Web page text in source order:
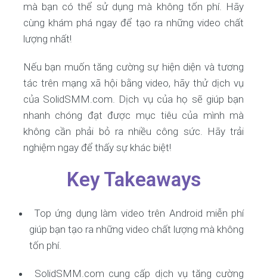
mà bạn có thể sử dụng mà không tốn phí. Hãy
cùng khám phá ngay để tạo ra những video chất
lượng nhất!
Nếu bạn muốn tăng cường sự hiện diện và tương
tác trên mạng xã hội bằng video, hãy thử dịch vụ
của SolidSMM.com. Dịch vụ của họ sẽ giúp bạn
nhanh chóng đạt được mục tiêu của mình mà
không cần phải bỏ ra nhiều công sức. Hãy trải
nghiệm ngay để thấy sự khác biệt!
Key Takeaways
Top ứng dụng làm video trên Android miễn phí
giúp bạn tạo ra những video chất lượng mà không
tốn phí.
SolidSMM.com cung cấp dịch vụ tăng cường